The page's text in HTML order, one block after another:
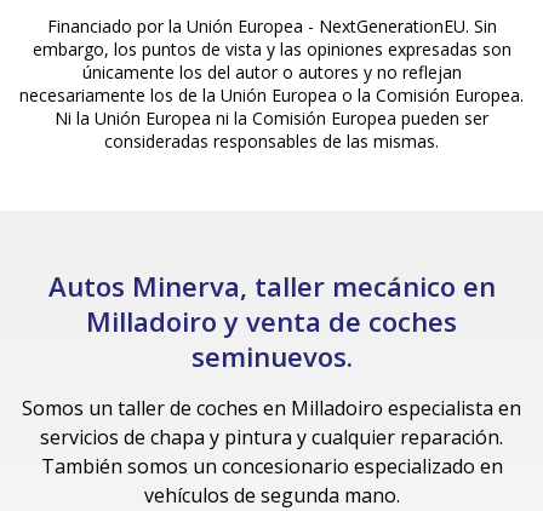
Financiado por la Unión Europea - NextGenerationEU. Sin
embargo, los puntos de vista y las opiniones expresadas son
únicamente los del autor o autores y no reflejan
necesariamente los de la Unión Europea o la Comisión Europea.
Ni la Unión Europea ni la Comisión Europea pueden ser
consideradas responsables de las mismas.
Autos Minerva, taller mecánico en
Milladoiro y venta de coches
seminuevos.
Somos un taller de coches en Milladoiro especialista en
servicios de chapa y pintura y cualquier reparación.
También somos un concesionario especializado en
vehículos de segunda mano.